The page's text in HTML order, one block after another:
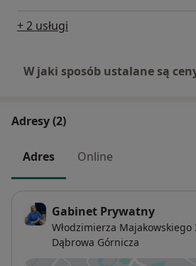
+ 2 usługi
W jaki sposób ustalane są
Adresy (2)
Adres Online
Gabinet Prywatny
Włodzimierza Majakowskiego
Dąbrowa Górnicza